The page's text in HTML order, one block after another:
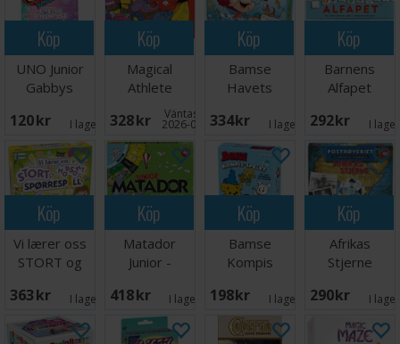
Köp
UNO Junior
Gabbys
Kortspel
120 SEK I lager: 3
Köp
Magical
Athlete
Brädspel
328 SEK Väntas in:
2026-09-30
Köp
Bamse
Havets
Brädspel
334 SEK I lager: 5
Köp
Barnens
Alfapet
292 SEK I
Köp
Vi lærer oss
STORT og
NORSK
363 SEK I lager: 2
Köp
Matador
Junior -
418 SEK I lager:
Köp
Bamse
Kompis
Brädspel
198 SEK I lager: 5
Köp
Afrikas
Stjerne
DANSK
290 SEK I